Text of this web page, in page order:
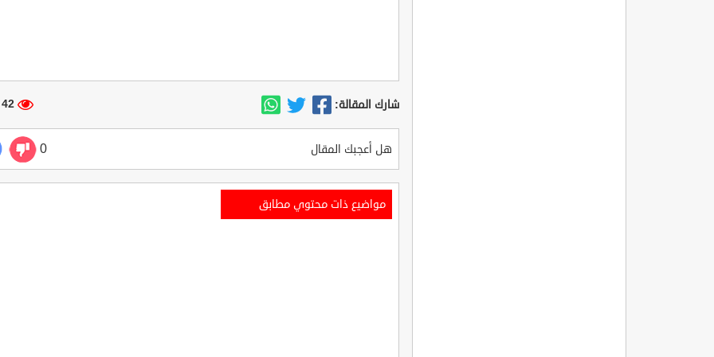
شارك المقالة: 42 مشاهدة
هل أعجبك المقال 0
مواضيع ذات محتوي مطابق